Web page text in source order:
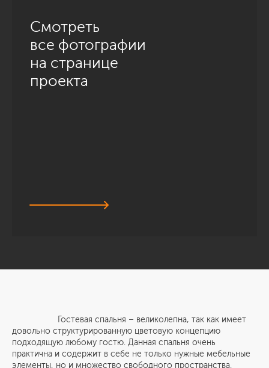
Смотреть
все фотографии
на странице
проекта
Гостевая спальня – великолепна, так как имеет
довольно структурированную цветовую концепцию
подходящую любому гостю. Данная спальня очень
практична и содержит в себе не только нужные мебельные
элементы, но и множество свободного пространства.